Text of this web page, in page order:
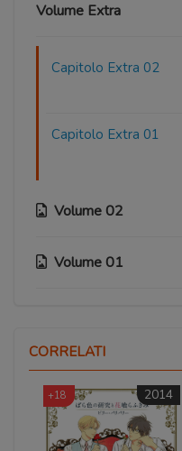
Volume Extra
Capitolo Extra 02
Capitolo Extra 01
Volume 02
Capitolo 10
Capitolo 08
Volume 01
Capitolo 04
CORRELATI
+18 2014